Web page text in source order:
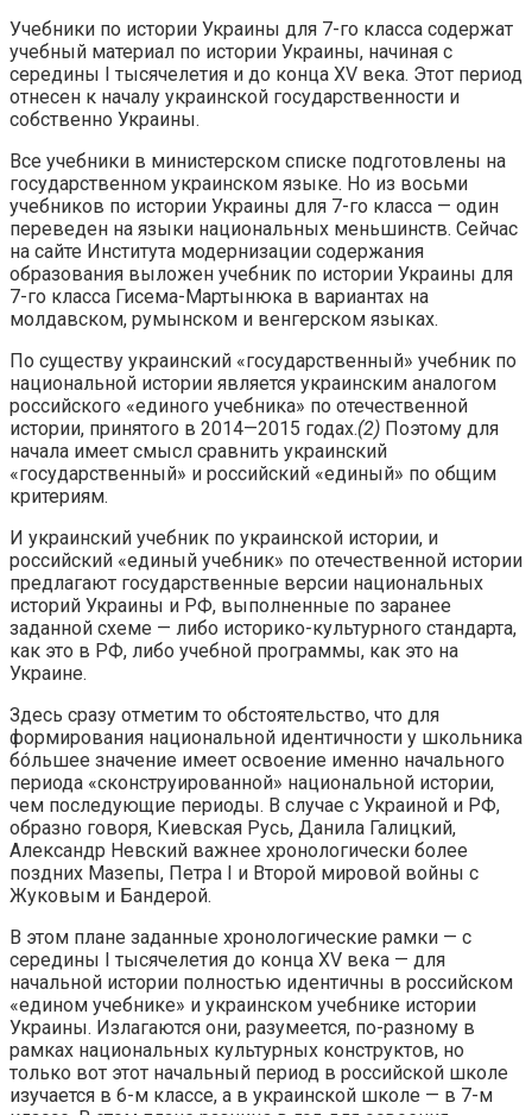
Учебники по истории Украины для 7-го класса содержат
учебный материал по истории Украины, начиная с
середины I тысячелетия и до конца XV века. Этот период
отнесен к началу украинской государственности и
собственно Украины.
Все учебники в министерском списке подготовлены на
государственном украинском языке. Но из восьми
учебников по истории Украины для 7-го класса — один
переведен на языки национальных меньшинств. Сейчас
на сайте Института модернизации содержания
образования выложен учебник по истории Украины для
7-го класса Гисема-Мартынюка в вариантах на
молдавском, румынском и венгерском языках.
По существу украинский «государственный» учебник по
национальной истории является украинским аналогом
российского «единого учебника» по отечественной
истории, принятого в 2014—2015 годах.(2) Поэтому для
начала имеет смысл сравнить украинский
«государственный» и российский «единый» по общим
критериям.
И украинский учебник по украинской истории, и
российский «единый учебник» по отечественной истории
предлагают государственные версии национальных
историй Украины и РФ, выполненные по заранее
заданной схеме — либо историко-культурного стандарта,
как это в РФ, либо учебной программы, как это на
Украине.
Здесь сразу отметим то обстоятельство, что для
формирования национальной идентичности у школьника
бóльшее значение имеет освоение именно начального
периода «сконструированной» национальной истории,
чем последующие периоды. В случае с Украиной и РФ,
образно говоря, Киевская Русь, Данила Галицкий,
Александр Невский важнее хронологически более
поздних Мазепы, Петра I и Второй мировой войны с
Жуковым и Бандерой.
В этом плане заданные хронологические рамки — с
середины I тысячелетия до конца ХV века — для
начальной истории полностью идентичны в российском
«едином учебнике» и украинском учебнике истории
Украины. Излагаются они, разумеется, по-разному в
рамках национальных культурных конструктов, но
только вот этот начальный период в российской школе
изучается в 6-м классе, а в украинской школе — в 7-м